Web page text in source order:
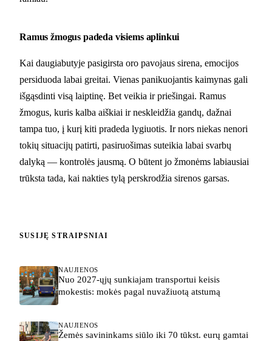
Ramus žmogus padeda visiems aplinkui
Kai daugiabutyje pasigirsta oro pavojaus sirena, emocijos
persiduoda labai greitai. Vienas panikuojantis kaimynas gali
išgąsdinti visą laiptinę. Bet veikia ir priešingai. Ramus
žmogus, kuris kalba aiškiai ir neskleidžia gandų, dažnai
tampa tuo, į kurį kiti pradeda lygiuotis. Ir nors niekas nenori
tokių situacijų patirti, pasiruošimas suteikia labai svarbų
dalyką — kontrolės jausmą. O būtent jo žmonėms labiausiai
trūksta tada, kai nakties tylą perskrodžia sirenos garsas.
SUSIJĘ STRAIPSNIAI
NAUJIENOS
Nuo 2027-ųjų sunkiajam transportui keisis
mokestis: mokės pagal nuvažiuotą atstumą
NAUJIENOS
Žemės savininkams siūlo iki 70 tūkst. eurų gamtai